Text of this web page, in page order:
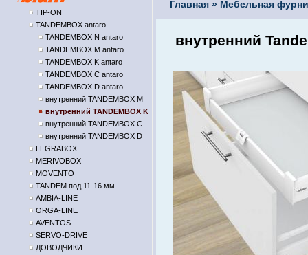
TIP-ON
TANDEMBOX antaro
TANDEMBOX N antaro
TANDEMBOX M antaro
TANDEMBOX K antaro
TANDEMBOX C antaro
TANDEMBOX D antaro
внутренний TANDEMBOX M
внутренний TANDEMBOX K
внутренний TANDEMBOX C
внутренний TANDEMBOX D
LEGRABOX
MERIVOBOX
MOVENTO
TANDEM под 11-16 мм.
AMBIA-LINE
ORGA-LINE
AVENTOS
SERVO-DRIVE
ДОВОДЧИКИ
Главная » Мебельная
внутренний